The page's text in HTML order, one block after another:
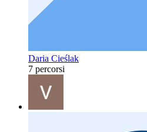
Daria Cieślak
7 percorsi